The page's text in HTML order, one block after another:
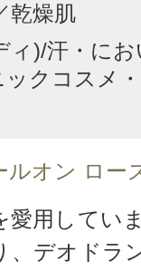
乾燥肌
ィ)/汗・に
クコスメ
ルオン ロー
愛用してい
、デオドラ